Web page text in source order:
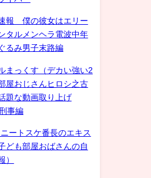
報 僕の彼女はエリー
タルメンヘラ電波中年
るみ男子末路編
まっくす（デカい強い2
屋おじさんヒロシ之古
題な動画取り上げ
事編
ートスケ番長のエキス
ども部屋おばさんの自
）